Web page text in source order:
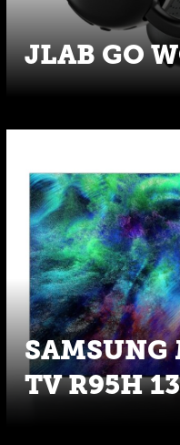
JLAB GO
SAMSUNG
TV R95H